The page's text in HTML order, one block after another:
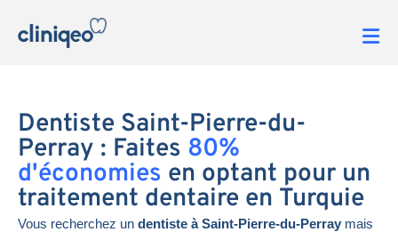
Dentiste Saint-Pierre-du-
Perray : Faites 80%
d'économies en optant pour un
traitement dentaire en Turquie
Vous recherchez un dentiste à Saint-Pierre-du-Perray mais